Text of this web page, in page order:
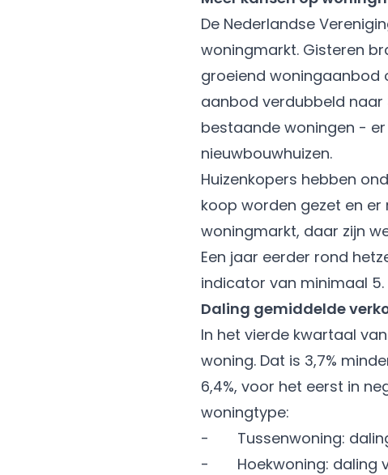
De Nederlandse
woningmarkt. Gisteren
groeiend woningaanbod
aanbod verdubbeld
bestaande woningen -
nieuwbouwhuizen.
Huizenkopers hebben
koop worden gezet en
woningmarkt, daar zijn
Een jaar eerder rond
indicator van minimaal 5.
Daling gemiddelde
In het vierde kwartaal
woning. Dat is 3,7%
6,4%, voor het eerst in
woningtype:
- Tussenwoning: daling
- Hoekwoning: daling